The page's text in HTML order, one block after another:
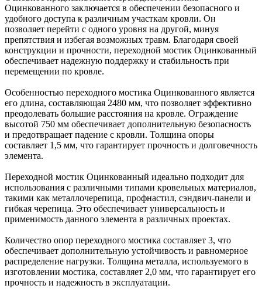
Оцинкованного заключается в обеспечении безопасного и
удобного доступа к различным участкам кровли. Он
позволяет перейти с одного уровня на другой, минуя
препятствия и избегая возможных травм. Благодаря своей
конструкции и прочности, переходной мостик Оцинкованный
обеспечивает надежную поддержку и стабильность при
перемещении по кровле.
Особенностью переходного мостика Оцинкованного является
его длина, составляющая 2480 мм, что позволяет эффективно
преодолевать большие расстояния на кровле. Ограждение
высотой 750 мм обеспечивает дополнительную безопасность
и предотвращает падение с кровли. Толщина опоры
составляет 1,5 мм, что гарантирует прочность и долговечность
элемента.
Переходной мостик Оцинкованный идеально подходит для
использования с различными типами кровельных материалов,
такими как металлочерепица, профнастил, сэндвич-панели и
гибкая черепица. Это обеспечивает универсальность и
применимость данного элемента в различных проектах.
Количество опор переходного мостика составляет 3, что
обеспечивает дополнительную устойчивость и равномерное
распределение нагрузки. Толщина металла, используемого в
изготовлении мостика, составляет 2,0 мм, что гарантирует его
прочность и надежность в эксплуатации.